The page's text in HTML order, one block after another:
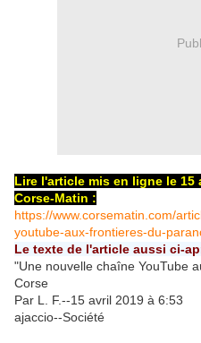
Lire l'article mis en ligne le 15
Corse-Matin :
https://www.corsematin.com/
youtube-aux-frontieres-du-
Le texte de l'article aussi ci-
"Une nouvelle chaîne YouTube
Corse
Par L. F.--15 avril 2019 à 6:53
ajaccio--Société